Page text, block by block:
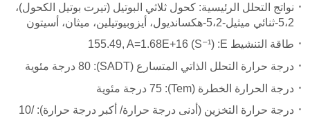
نواتج التحلل الرئيسية: كحول ثلاثي البوتيل (تيرت بوتيل الكحول)،
2، 5- ثنائي ميثيل-2 ،5- هكسانديول، أيزوبيوتيلين، ميثان، أسيتون
طاقة التنشيط E:
155.49, A=1.68E+16 (S⁻¹)
درجة حرارة التحلل الذاتي المتسارع (SADT)
: 80 درجة مئوية
درجة الحرارة الخطرة (Tem)
: 75 درجة مئوية
درجة حرارة التخزين (أدنى درجة حرارة/ أكبر درجة حرارة):10/